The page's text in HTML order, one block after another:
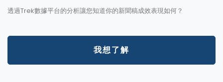
透過Trek數據平台的分析讓您知道你的新聞稿成效表現如何？
我想了解